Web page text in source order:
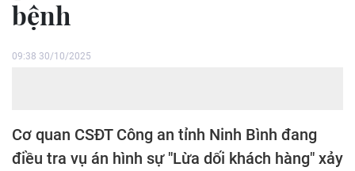
bệnh
09:38 30/10/2025
Cơ quan CSĐT Công an tỉnh Ninh Bình đang
điều tra vụ án hình sự "Lừa dối khách hàng" xảy